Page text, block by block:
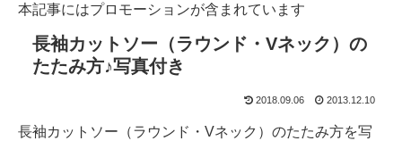
本記事にはプロモーションが含まれています
長袖カットソー（ラウンド・Vネック）の
たたみ方♪写真付き
2018.09.06 2013.12.10
長袖カットソー（ラウンド・Vネック）のたたみ方を写